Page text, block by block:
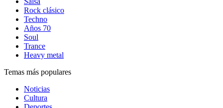
Rock clásico
Techno
Años 70
Soul
Trance
Heavy metal
Temas más populares
Noticias
Cultura